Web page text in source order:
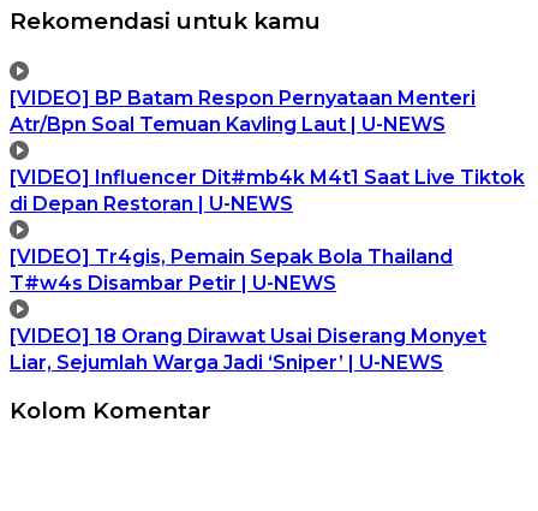
Rekomendasi untuk kamu
[VIDEO] BP Batam Respon Pernyataan Menteri
Atr/Bpn Soal Temuan Kavling Laut | U-NEWS
[VIDEO] Influencer Dit#mb4k M4t1 Saat Live Tiktok
di Depan Restoran | U-NEWS
[VIDEO] Tr4gis, Pemain Sepak Bola Thailand
T#w4s Disambar Petir | U-NEWS
[VIDEO] 18 Orang Dirawat Usai Diserang Monyet
Liar, Sejumlah Warga Jadi ‘Sniper’ | U-NEWS
Kolom Komentar